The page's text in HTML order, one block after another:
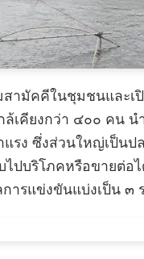
ามัคคีในชุมชนและเ
คียงกว่า ๔๐๐ คน น
รง ซึ่งส่วนใหญ่เป็น
ปบริโภคหรือขายต่
ารแข่งขันแบ่งเป็น ๓